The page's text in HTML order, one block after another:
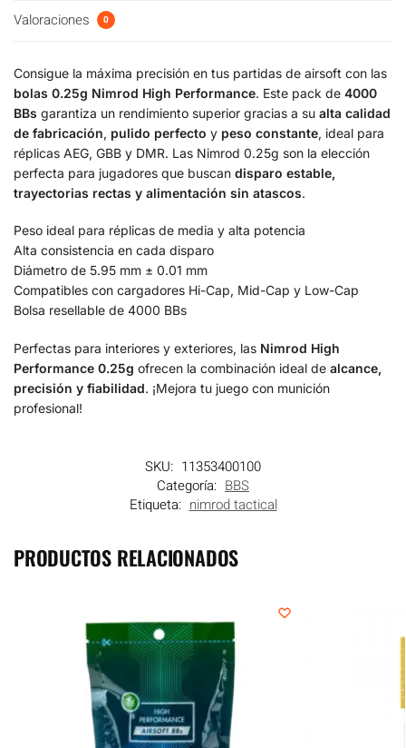
Valoraciones 0
Consigue la máxima precisión en tus partidas de airsoft con las
bolas 0.25g Nimrod High Performance. Este pack de 4000
BBs garantiza un rendimiento superior gracias a su alta calidad
de fabricación, pulido perfecto y peso constante, ideal para
réplicas AEG, GBB y DMR. Las Nimrod 0.25g son la elección
perfecta para jugadores que buscan disparo estable,
trayectorias rectas y alimentación sin atascos.
Peso ideal para réplicas de media y alta potencia
Alta consistencia en cada disparo
Diámetro de 5.95 mm ± 0.01 mm
Compatibles con cargadores Hi-Cap, Mid-Cap y Low-Cap
Bolsa resellable de 4000 BBs
Perfectas para interiores y exteriores, las Nimrod High
Performance 0.25g ofrecen la combinación ideal de alcance,
precisión y fiabilidad. ¡Mejora tu juego con munición
profesional!
SKU: 11353400100
Categoría: BBS
Etiqueta: nimrod tactical
PRODUCTOS RELACIONADOS